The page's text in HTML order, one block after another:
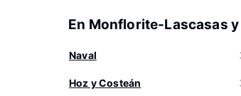
En Monflorite-Lascasas
Naval
Hoz y Costeán